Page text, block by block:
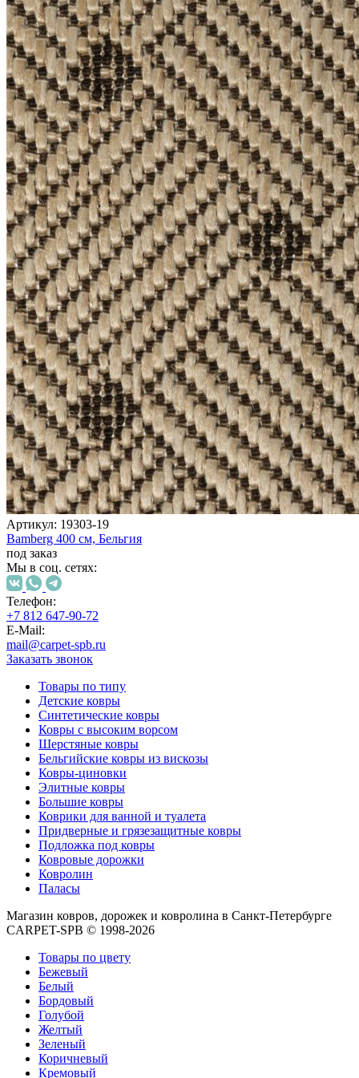
Коричневый
Кремовый
Оливковый
Разноцветный
Розовый
Серый
Синий
Фиолетовый
Черный
По
цене
от
100
₽
до
5
000
₽
от
5
000
₽
до
15
000
₽
от
15
000
₽
до
45
000
₽
от
45
000
По
форме
Овальные
ковры
Круглые
ковры
Квадратные
ковры
Полуовальные
ковры
Восьмигранники
Дорожки
Синтетические
ковровые
дорожки
Дорожки
на
резиновой
основе
шерстяные
дорожки
Паласные
дорожки
Кремлевские
дорожки
Ковролин
Ковролин
в
Артикул: 19303-19
Bamberg 400 см, Бельгия
под заказ
Мы в соц. сетях:
Телефон:
+7 812 647-90-72
E-Mail:
mail@carpet-spb.ru
Заказать звонок
Товары по типу
Детские ковры
Синтетические ковры
Ковры с высоким ворсом
Шерстяные ковры
Бельгийские ковры из вискозы
Ковры-циновки
Элитные ковры
Большие ковры
Коврики для ванной и туалета
Придверные и грязезащитные ковры
Подложка под ковры
Ковровые дорожки
Ковролин
Паласы
Магазин ковров, дорожек и ковролина в Санкт-Петербурге
CARPET-SPB © 1998-2026
Товары по цвету
Бежевый
Белый
Бордовый
Голубой
Желтый
Зеленый
Коричневый
Кремовый